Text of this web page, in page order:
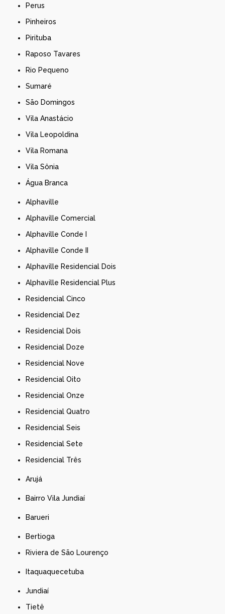
Perus
Pinheiros
Pirituba
Raposo Tavares
Rio Pequeno
Sumaré
São Domingos
Vila Anastácio
Vila Leopoldina
Vila Romana
Vila Sônia
Água Branca
Alphaville
Alphaville Comercial
Alphaville Conde I
Alphaville Conde II
Alphaville Residencial Dois
Alphaville Residencial Plus
Residencial Cinco
Residencial Dez
Residencial Dois
Residencial Doze
Residencial Nove
Residencial Oito
Residencial Onze
Residencial Quatro
Residencial Seis
Residencial Sete
Residencial Três
Arujá
Bairro Vila Jundiaí
Barueri
Bertioga
Riviera de São Lourenço
Itaquaquecetuba
Jundiaí
Tietê